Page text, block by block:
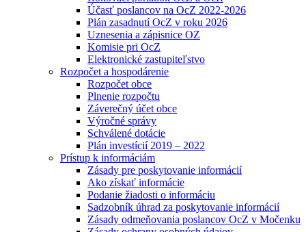
Účasť poslancov na OcZ 2022-2026
Plán zasadnutí OcZ v roku 2026
Uznesenia a zápisnice OZ
Komisie pri OcZ
Elektronické zastupiteľstvo
Rozpočet a hospodárenie
Rozpočet obce
Plnenie rozpočtu
Záverečný účet obce
Výročné správy
Schválené dotácie
Plán investícií 2019 – 2022
Prístup k informáciám
Zásady pre poskytovanie informácií
Ako získať informácie
Podanie žiadosti o informáciu
Sadzobník úhrad za poskytovanie informácií
Zásady odmeňovania poslancov OcZ v Močenku